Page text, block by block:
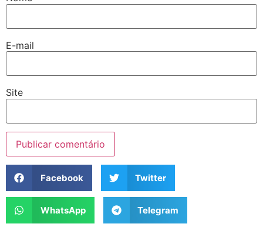
E-mail
Site
Facebook Twitter
WhatsApp Telegram